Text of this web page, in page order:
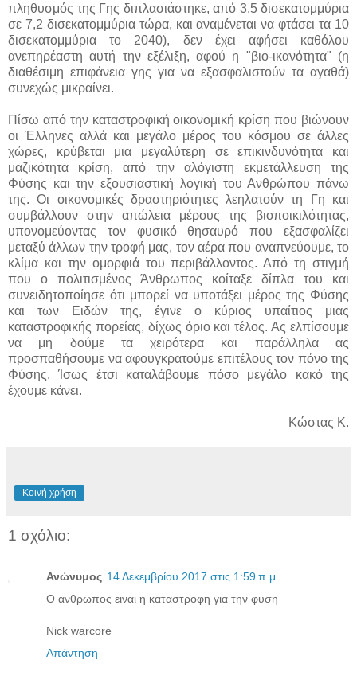
πληθυσμός της Γης διπλασιάστηκε, από 3,5 δισεκατομμύρια
σε 7,2 δισεκατομμύρια τώρα, και αναμένεται να φτάσει τα 10
δισεκατομμύρια το 2040), δεν έχει αφήσει καθόλου
ανεπηρέαστη αυτή την εξέλιξη, αφού η "βιο-ικανότητα" (η
διαθέσιμη επιφάνεια γης για να εξασφαλιστούν τα αγαθά)
συνεχώς μικραίνει.
Πίσω από την καταστροφική οικονομική κρίση που βιώνουν
οι Έλληνες αλλά και μεγάλο μέρος του κόσμου σε άλλες
χώρες, κρύβεται μια μεγαλύτερη σε επικινδυνότητα και
μαζικότητα κρίση, από την αλόγιστη εκμετάλλευση της
Φύσης και την εξουσιαστική λογική του Ανθρώπου πάνω
της. Οι οικονομικές δραστηριότητες λεηλατούν τη Γη και
συμβάλλουν στην απώλεια μέρους της βιοποικιλότητας,
υπονομεύοντας τον φυσικό θησαυρό που εξασφαλίζει
μεταξύ άλλων την τροφή μας, τον αέρα που αναπνεύουμε, το
κλίμα και την ομορφιά του περιβάλλοντος. Από τη στιγμή
που ο πολιτισμένος Άνθρωπος κοίταξε δίπλα του και
συνειδητοποίησε ότι μπορεί να υποτάξει μέρος της Φύσης
και των Ειδών της, έγινε ο κύριος υπαίτιος μιας
καταστροφικής πορείας, δίχως όριο και τέλος. Ας ελπίσουμε
να μη δούμε τα χειρότερα και παράλληλα ας
προσπαθήσουμε να αφουγκρατούμε επιτέλους τον πόνο της
Φύσης. Ίσως έτσι καταλάβουμε πόσο μεγάλο κακό της
έχουμε κάνει.
Κώστας Κ.
Κοινή χρήση
1 σχόλιο:
Ανώνυμος 14 Δεκεμβρίου 2017 στις 1:59 π.μ.
Ο ανθρωπος ειναι η καταστροφη για την φυση
Nick warcore
Απάντηση